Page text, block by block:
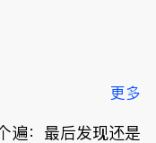
更多
遍：最后发现还是